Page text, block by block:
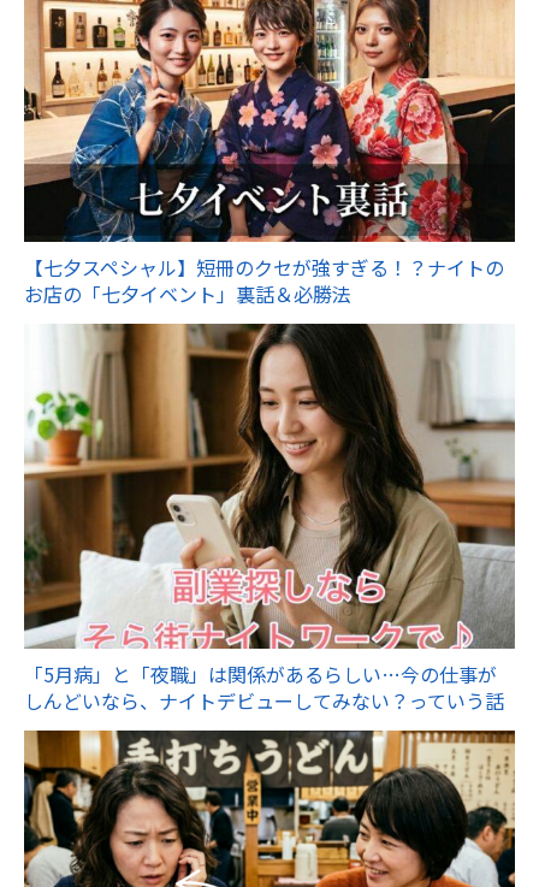
【七夕スペシャル】短冊のクセが強すぎる！？ナイトの
お店の「七夕イベント」裏話＆必勝法
「5月病」と「夜職」は関係があるらしい…今の仕事が
しんどいなら、ナイトデビューしてみない？っていう話